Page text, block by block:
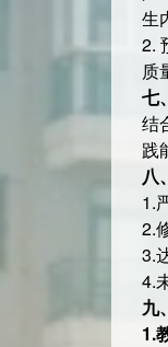
生
2.
质
七
结
践
八
1.
2.
3.
4.
九
1.